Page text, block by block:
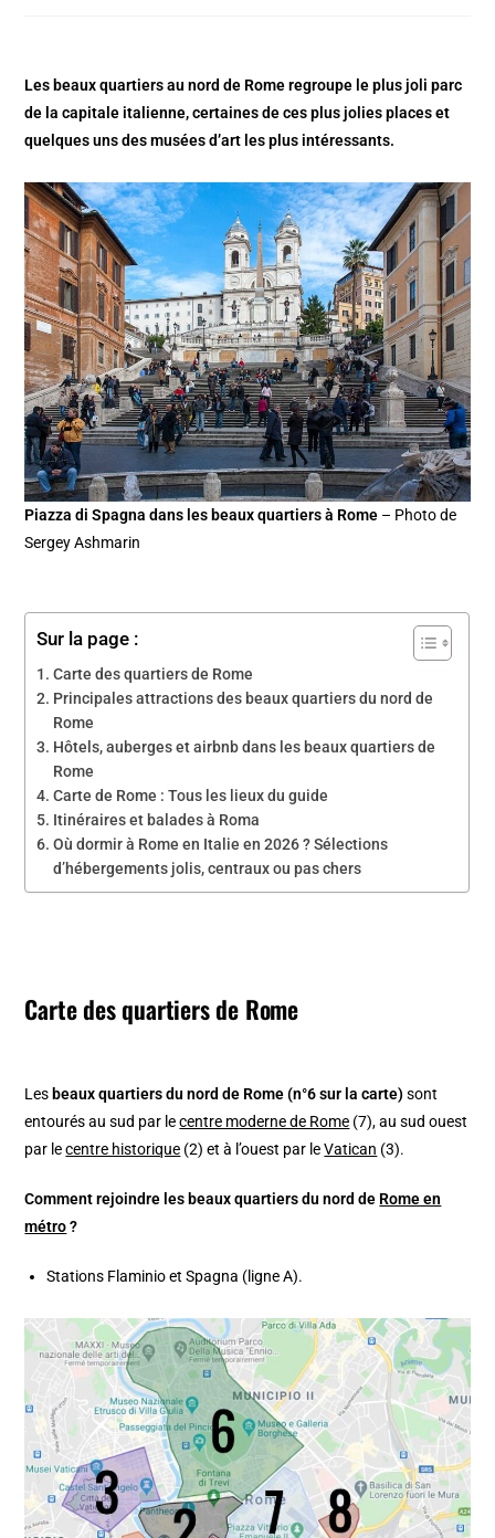
Les beaux quartiers au nord de Rome regroupe le plus joli parc
de la capitale italienne, certaines de ces plus jolies places et
quelques uns des musées d’art les plus intéressants.
Piazza di Spagna dans les beaux quartiers à Rome – Photo de
Sergey Ashmarin
Sur la page :
Carte des quartiers de Rome
Principales attractions des beaux quartiers du nord de
Rome
Hôtels, auberges et airbnb dans les beaux quartiers de
Rome
Carte de Rome : Tous les lieux du guide
Itinéraires et balades à Roma
Où dormir à Rome en Italie en 2026 ? Sélections
d’hébergements jolis, centraux ou pas chers
Carte des quartiers de Rome
Les beaux quartiers du nord de Rome (n°6 sur la carte) sont
entourés au sud par lecentre moderne de Rome (7), au sud ouest
par lecentre historique (2) et à l’ouest par leVatican (3).
Comment rejoindre les beaux quartiers du nord de Rome en
métro?
Stations Flaminio et Spagna (ligne A).